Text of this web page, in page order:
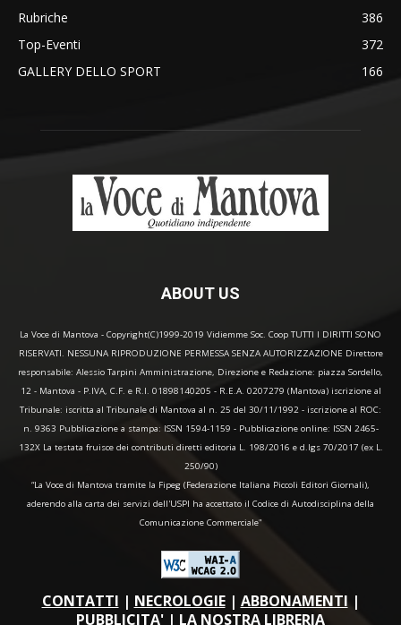
Rubriche
386
Top-Eventi
372
GALLERY DELLO SPORT
166
ABOUT US
La Voce di Mantova - Copyright(C)1999-2019 Vidiemme Soc. Coop TUTTI I DIRITTI SONO
RISERVATI. NESSUNA RIPRODUZIONE PERMESSA SENZA AUTORIZZAZIONE Direttore
responsabile: Alessio Tarpini Amministrazione, Direzione e Redazione: piazza Sordello,
12 - Mantova - P.IVA, C.F. e R.I. 01898140205 - R.E.A. 0207279 (Mantova) iscrizione al
Tribunale: iscritta al Tribunale di Mantova al n. 25 del 30/11/1992 - iscrizione al ROC:
n. 9363 Pubblicazione a stampa: ISSN 1594-1159 - Pubblicazione online: ISSN 2465-
132X La testata fruisce dei contributi diretti editoria L. 198/2016 e d.lgs 70/2017 (ex L.
250/90)
“La Voce di Mantova tramite la Fipeg (Federazione Italiana Piccoli Editori Giornali),
aderendo alla carta dei servizi dell'USPI ha accettato il Codice di Autodisciplina della
Comunicazione Commerciale"
CONTATTI | NECROLOGIE| ABBONAMENTI |
PUBBLICITA' | LA NOSTRA LIBRERIA